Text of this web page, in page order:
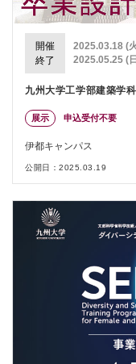
開催
終了
2025.03.18 (
2025.05.25 (
九州大学工学部建築学
展示 申込受付不要
伊都キャンパス
公開日：2025.03.19